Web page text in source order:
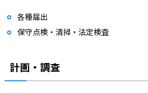
各種届出
保守点検・清掃・法定検査
計画・調査